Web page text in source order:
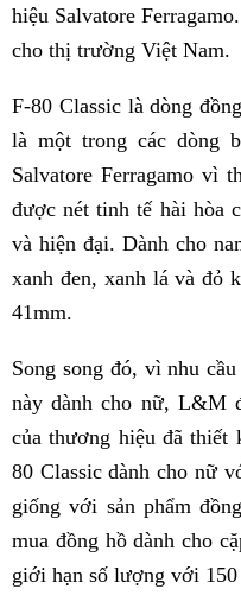
hiệu Salvatore
cho thị trường Việt Nam.
F-80 Classic là dòng
là một trong các dòng
Salvatore Ferragamo vì
được nét tinh tế hài hòa
và hiện đại. Dành cho
xanh đen, xanh lá và đỏ
41mm.
Song song đó, vì nhu
này dành cho nữ, L&M
của thương hiệu đã
80 Classic dành cho nữ
giống với sản phẩm
mua đồng hồ dành cho
giới hạn số lượng với